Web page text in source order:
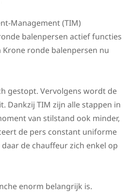
Management (TIM)
balenpersen actief functies
ronde balenpersen nu
gestopt. Vervolgens wordt de
Dankzij TIM zijn alle stappen in
van stilstand ook minder,
de pers constant uniforme
de chauffeur zich enkel op
enorm belangrijk is.